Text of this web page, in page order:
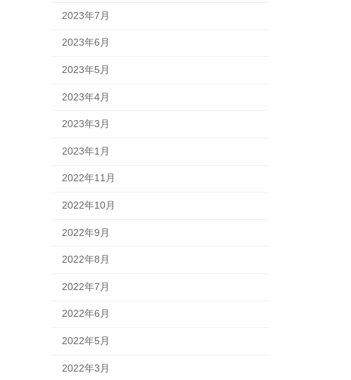
2023年7月
2023年6月
2023年5月
2023年4月
2023年3月
2023年1月
2022年11月
2022年10月
2022年9月
2022年8月
2022年7月
2022年6月
2022年5月
2022年3月